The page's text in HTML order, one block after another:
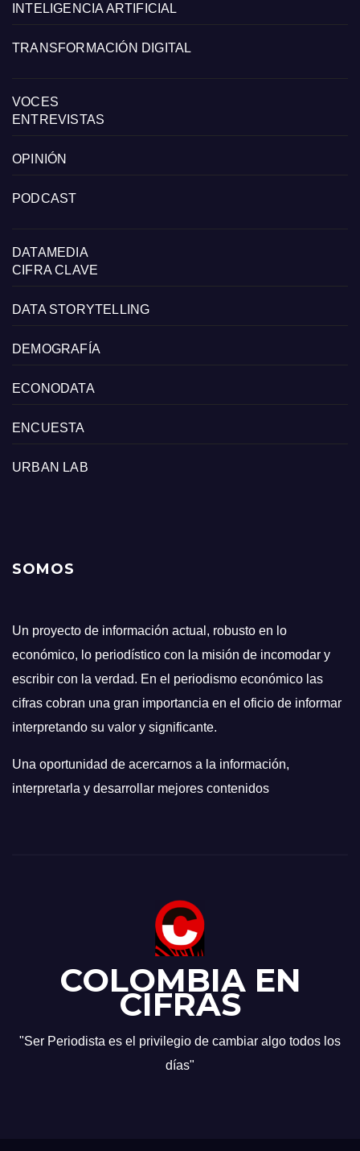
INTELIGENCIA ARTIFICIAL
TRANSFORMACIÓN DIGITAL
VOCES
ENTREVISTAS
OPINIÓN
PODCAST
DATAMEDIA
CIFRA CLAVE
DATA STORYTELLING
DEMOGRAFÍA
ECONODATA
ENCUESTA
URBAN LAB
SOMOS
Un proyecto de información actual, robusto en lo
económico, lo periodístico con la misión de incomodar y
escribir con la verdad. En el periodismo económico las
cifras cobran una gran importancia en el oficio de informar
interpretando su valor y significante.
Una oportunidad de acercarnos a la información,
interpretarla y desarrollar mejores contenidos
COLOMBIA EN
CIFRAS
"Ser Periodista es el privilegio de cambiar algo todos los
días"